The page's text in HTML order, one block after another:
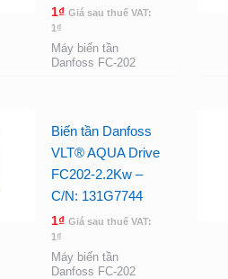
1₫ Giá sau thuế VAT:
1 ₫
Máy biến tần
Danfoss FC-202
Biến tần Danfoss
VLT® AQUA Drive
FC202-2.2Kw –
C/N: 131G7744
1₫ Giá sau thuế VAT:
1 ₫
Máy biến tần
Danfoss FC-202